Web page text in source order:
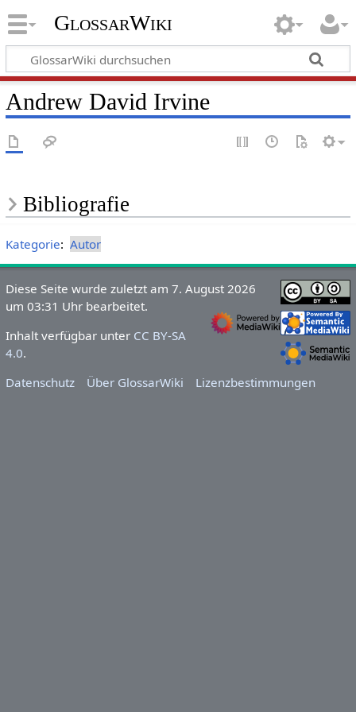
GlossarWiki
Andrew David Irvine
Bibliografie
Kategorie: Autor
Diese Seite wurde zuletzt am 7. August 2026
um 03:31 Uhr bearbeitet.
Inhalt verfügbar unter CC BY-SA
4.0.
Datenschutz
Über GlossarWiki Lizenzbestimmungen